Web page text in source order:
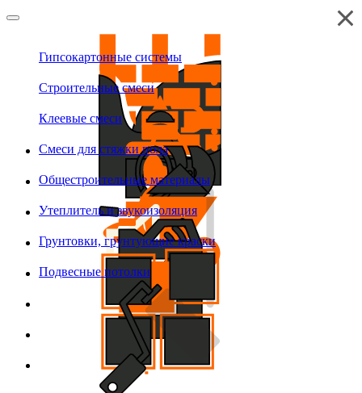
Гипсокартонные системы
Строительные смеси
Клеевые смеси
Смеси для стяжки пола
Общестроительные материалы
Утеплитель и звукоизоляция
Грунтовки, грунтующие краски
Подвесные потолки